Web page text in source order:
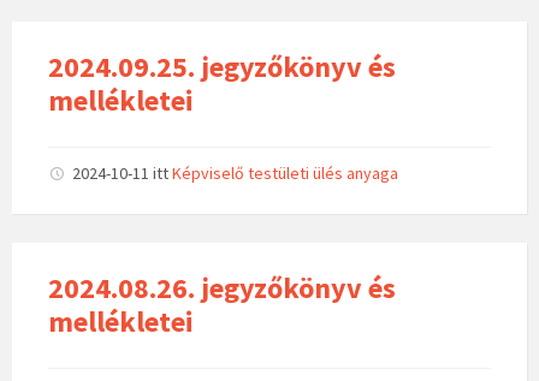
2024.09.25. jegyzőkönyv és
mellékletei
2024-10-11 ittKépviselő testületi ülés anyaga
2024.08.26. jegyzőkönyv és
mellékletei